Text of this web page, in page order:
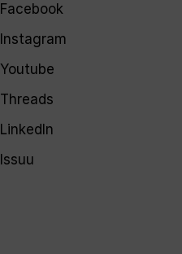
Facebook
Instagram
Youtube
Threads
LinkedIn
Issuu